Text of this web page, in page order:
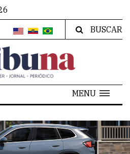
BUSCAR
MENU